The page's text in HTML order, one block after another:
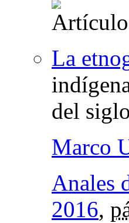
La
del
Marco
Anales
2016,